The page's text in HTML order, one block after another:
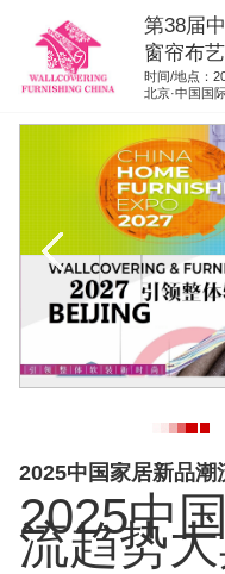
第38届
窗帘布
时间/地点：
北京·中国国
展位图纸
资料下载
2025中国家居新品潮
2025中
流趋势